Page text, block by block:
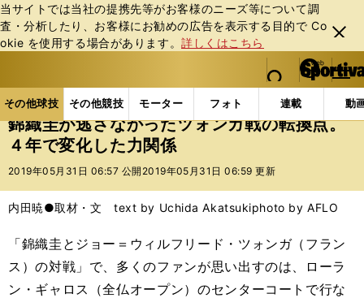
当サイトでは当社の提携先等がお客様のニーズ等について調
査・分析したり、お客様にお勧めの広告を表⽰する⽬的で Co
okie を使⽤する場合があります。詳しくはこちら
閉じ
る
web Sportiva (webスポルティーバ)
検索
マイペ
ー
ジ
メニュ
その他球技 その他競技 モーター フォト 連載 動
ス
ポ
ル
バ
その他球技の記事一覧 テニス 錦織圭が逃さなかっ
錦織圭が逃さなかったツォンガ戦の転換点。
４年で変化した力関係
2019年05月31日 06:57 公開 2019年05月31日 06:59 更新
内田暁●取材・文 text by Uchida Akatsukiphoto by AFLO
「錦織圭とジョー＝ウィルフリード・ツォンガ（フラン
ス）の対戦」で、多くのファンが思い出すのは、ローラ
ン・ギャロス（全仏オープン）のセンターコートで行な